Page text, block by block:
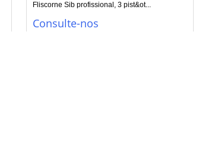
Fliscorne Sib profissional, 3 pist&ot...
Consulte-nos